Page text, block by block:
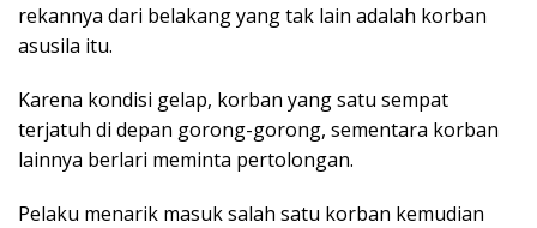
rekannya dari belakang yang tak lain adalah korban
asusila itu.
Karena kondisi gelap, korban yang satu sempat
terjatuh di depan gorong-gorong, sementara korban
lainnya berlari meminta pertolongan.
Pelaku menarik masuk salah satu korban kemudian